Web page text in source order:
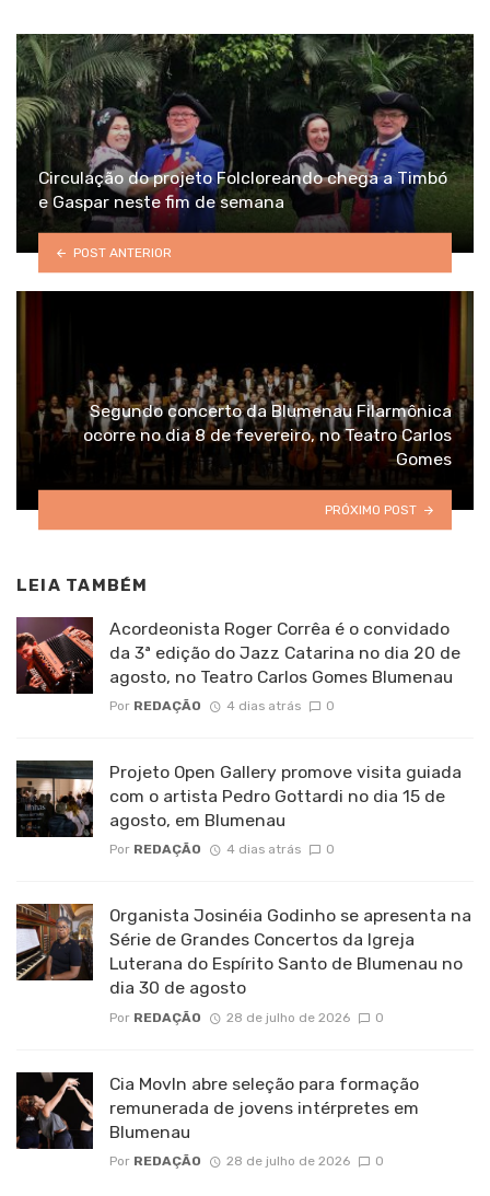
Circulação do projeto Folcloreando chega a Timbó
e Gaspar neste fim de semana
POST ANTERIOR
Segundo concerto da Blumenau Filarmônica
ocorre no dia 8 de fevereiro, no Teatro Carlos
Gomes
PRÓXIMO POST
LEIA TAMBÉM
Acordeonista Roger Corrêa é o convidado
da 3ª edição do Jazz Catarina no dia 20 de
agosto, no Teatro Carlos Gomes Blumenau
Por REDAÇÃO 4 dias atrás 0
Projeto Open Gallery promove visita guiada
com o artista Pedro Gottardi no dia 15 de
agosto, em Blumenau
Por REDAÇÃO 4 dias atrás 0
Organista Josinéia Godinho se apresenta na
Série de Grandes Concertos da Igreja
Luterana do Espírito Santo de Blumenau no
dia 30 de agosto
Por REDAÇÃO 28 de julho de 2026 0
Cia MovIn abre seleção para formação
remunerada de jovens intérpretes em
Blumenau
Por REDAÇÃO 28 de julho de 2026 0